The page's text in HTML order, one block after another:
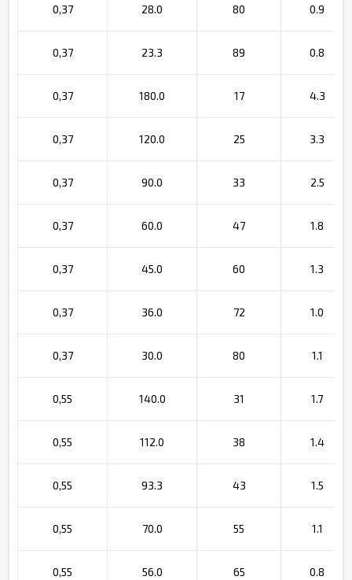
0,37 28.0 80 0.9
0,37 23.3 89 0.8
0,37 180.0 17 4.3
0,37 120.0 25 3.3
0,37 90.0 33 2.5
0,37 60.0 47 1.8
0,37 45.0 60 1.3
0,37 36.0 72 1.0
0,37 30.0 80 1.1
0,55 140.0 31 1.7
0,55 112.0 38 1.4
0,55 93.3 43 1.5
0,55 70.0 55 1.1
0,55 56.0 65 0.8